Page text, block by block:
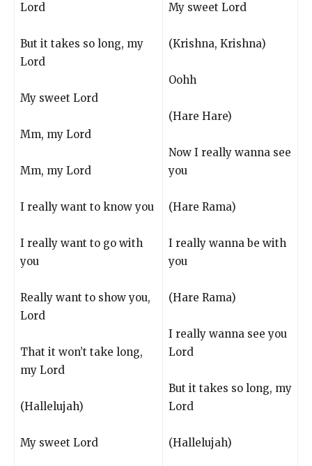
Lord
But it takes so long, my
Lord
My sweet Lord
Mm, my Lord
Mm, my Lord
I really want to know you
I really want to go with
you
Really want to show you,
Lord
That it won’t take long,
my Lord
(Hallelujah)
My sweet Lord
My sweet Lord
(Krishna, Krishna)
Oohh
(Hare Hare)
Now I really wanna see
you
(Hare Rama)
I really wanna be with
you
(Hare Rama)
I really wanna see you
Lord
But it takes so long, my
Lord
(Hallelujah)